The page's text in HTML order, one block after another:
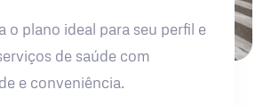
o plano ideal para seu perfil e
de saúde com
e conveniência.